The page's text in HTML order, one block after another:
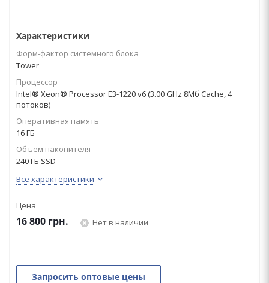
Характеристики
Форм-фактор системного блока
Tower
Процессор
Intel® Xeon® Processor E3-1220 v6 (3.00 GHz 8Mб Cache, 4
потоков)
Оперативная память
16 ГБ
Объем накопителя
240 ГБ SSD
Все характеристики
Цена
16 800 грн. Нет в наличии
Запросить оптовые цены